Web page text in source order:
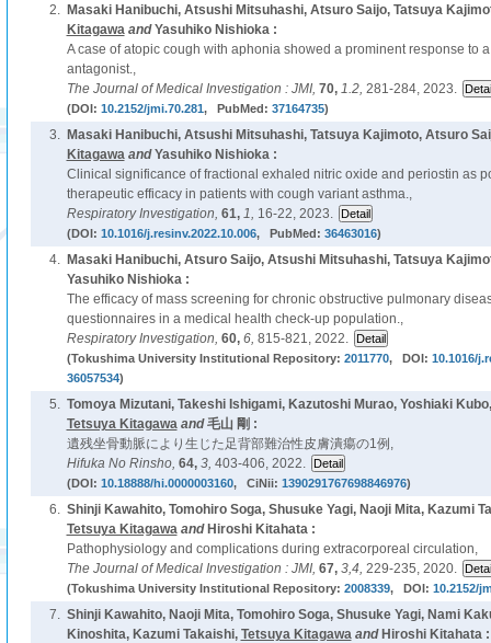
2.
Masaki Hanibuchi, Atsushi Mitsuhashi, Atsuro Saijo, Tatsuya
KitagawaandYasuhiko Nishioka :
A case of atopic cough with aphonia showed a prominent response to
antagonist.,
The Journal of Medical Investigation : JMI, 70, 1.2, 281-284, 2023.
(DOI: 10.2152/jmi.70.281, PubMed: 37164735)
3.
Masaki Hanibuchi, Atsushi Mitsuhashi, Tatsuya Kajimoto, Atsuro
KitagawaandYasuhiko Nishioka :
Clinical significance of fractional exhaled nitric oxide and periostin as
therapeutic efficacy in patients with cough variant asthma.,
Respiratory Investigation, 61, 1, 16-22, 2023.
(DOI: 10.1016/j.resinv.2022.10.006, PubMed: 36463016)
4.
Masaki Hanibuchi, Atsuro Saijo, Atsushi Mitsuhashi, Tatsuya
Yasuhiko Nishioka :
The efficacy of mass screening for chronic obstructive pulmonary
questionnaires in a medical health check-up population.,
Respiratory Investigation, 60, 6, 815-821, 2022.
(Tokushima University Institutional Repository: 2011770, DOI: 10.1016/
36057534)
5. Tomoya Mizutani, Takeshi Ishigami, Kazutoshi Murao, Yoshiaki
Tetsuya Kitagawaand毛山 剛 :
遺残坐骨動脈により生じた足背部難治性皮膚潰瘍の1例,
Hifuka No Rinsho, 64, 3, 403-406, 2022.
(DOI: 10.18888/hi.0000003160, CiNii: 1390291767698846976)
6. Shinji Kawahito, Tomohiro Soga, Shusuke Yagi, Naoji Mita, Kazumi
Tetsuya Kitagawaand Hiroshi Kitahata :
Pathophysiology and complications during extracorporeal circulation,
The Journal of Medical Investigation : JMI, 67, 3,4, 229-235, 2020.
(Tokushima University Institutional Repository: 2008339, DOI: 10.2152/
7. Shinji Kawahito, Naoji Mita, Tomohiro Soga, Shusuke Yagi, Nami
Kinoshita, Kazumi Takaishi, Tetsuya Kitagawaand Hiroshi Kitahata :